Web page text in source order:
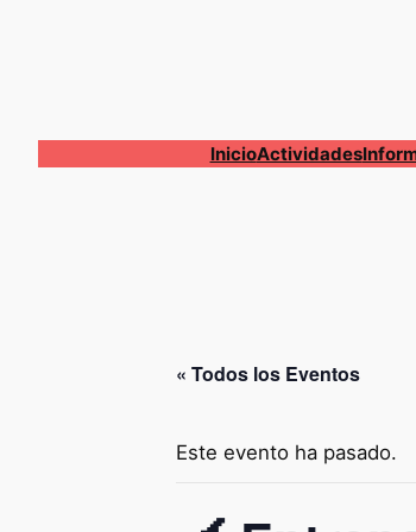
InicioActividades
« Todos los Eventos
Este evento ha pasado.